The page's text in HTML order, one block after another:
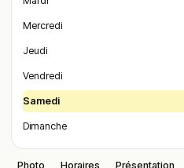
Mercredi
Jeudi
Vendredi
Samedi
Dimanche
Photo Horaires Présentation